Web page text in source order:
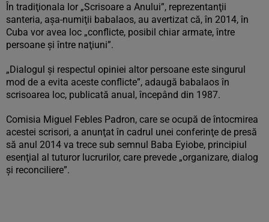
În tradiţionala lor „Scrisoare a Anului”, reprezentanţii
santeria, aşa-numiţii babalaos, au avertizat că, în 2014, în
Cuba vor avea loc „conflicte, posibil chiar armate, între
persoane şi între naţiuni”.
„Dialogul şi respectul opiniei altor persoane este singurul
mod de a evita aceste conflicte”, adaugă babalaos în
scrisoarea loc, publicată anual, începând din 1987.
Comisia Miguel Febles Padron, care se ocupă de întocmirea
acestei scrisori, a anunţat în cadrul unei conferinţe de presă
să anul 2014 va trece sub semnul Baba Eyiobe, principiul
esenţial al tuturor lucrurilor, care prevede „organizare, dialog
şi reconciliere”.